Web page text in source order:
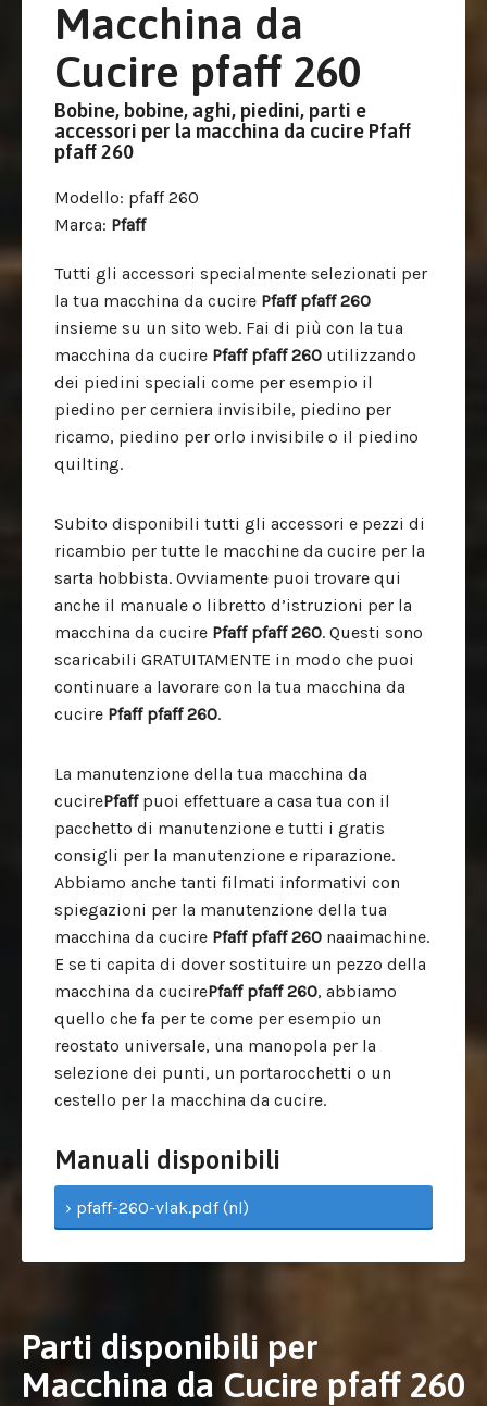
Macchina da
Cucire pfaff 260
Bobine, bobine, aghi, piedini, parti e
accessori per la macchina da cucire Pfaff
pfaff 260
Modello: pfaff 260
Marca: Pfaff
Tutti gli accessori specialmente selezionati per
la tua macchina da cucire Pfaff pfaff 260
insieme su un sito web. Fai di più con la tua
macchina da cucire Pfaff pfaff 260 utilizzando
dei piedini speciali come per esempio il
piedino per cerniera invisibile, piedino per
ricamo, piedino per orlo invisibile o il piedino
quilting.
Subito disponibili tutti gli accessori e pezzi di
ricambio per tutte le macchine da cucire per la
sarta hobbista. Ovviamente puoi trovare qui
anche il manuale o libretto d’istruzioni per la
macchina da cucire Pfaff pfaff 260. Questi sono
scaricabili GRATUITAMENTE in modo che puoi
continuare a lavorare con la tua macchina da
cucire Pfaff pfaff 260.
La manutenzione della tua macchina da
cucirePfaffpuoi effettuare a casa tua con il
pacchetto di manutenzione e tutti i gratis
consigli per la manutenzione e riparazione.
Abbiamo anche tanti filmati informativi con
spiegazioni per la manutenzione della tua
macchina da cucire Pfaff pfaff 260 naaimachine.
E se ti capita di dover sostituire un pezzo della
macchina da cucirePfaff pfaff 260, abbiamo
quello che fa per te come per esempio un
reostato universale, una manopola per la
selezione dei punti, un portarocchetti o un
cestello per la macchina da cucire.
Manuali disponibili
› pfaff-260-vlak.pdf (nl)
Parti disponibili per
Macchina da Cucire pfaff 260